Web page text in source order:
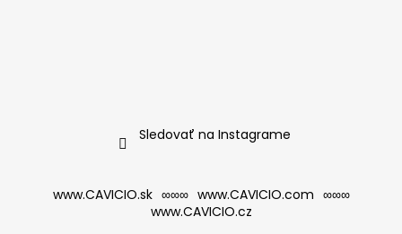
Sledovať na Instagrame
www.CAVICIO.sk ∞∞∞ www.CAVICIO.com ∞∞∞
www.CAVICIO.cz